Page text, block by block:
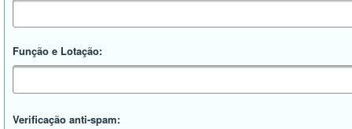
Função e Lotação:
Verificação anti-spam: